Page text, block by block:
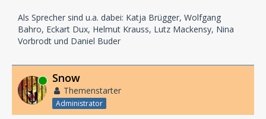
Als Sprecher sind u.a. dabei: Katja Brügger, Wolfgang
Bahro, Eckart Dux, Helmut Krauss, Lutz Mackensy, Nina
Vorbrodt und Daniel Buder
Online Snow
Themenstarter
Administrator